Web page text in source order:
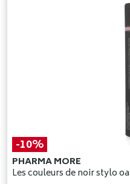
-10%
PHARMA MORE
Les couleurs de noir stylo